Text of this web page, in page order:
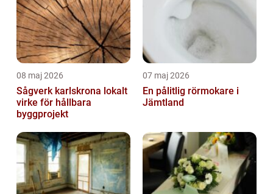
08 maj 2026
Sågverk karlskrona lokalt
virke för hållbara
byggprojekt
07 maj 2026
En pålitlig rörmokare i
Jämtland